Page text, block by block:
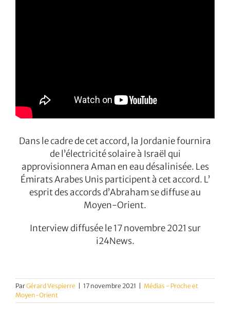
Dans le cadre de cet accord, la Jordanie fournira
de l’électricité solaire à Israël qui
approvisionnera Aman en eau désalinisée. Les
Émirats Arabes Unis participent à cet accord. L’
esprit des accords d’Abraham se diffuse au
Moyen-Orient.
Interview diffusée le 17 novembre 2021 sur
i24News.
ParGérard Vespierre 17 novembre 2021
Médias - Proche et
Moyen-Orient